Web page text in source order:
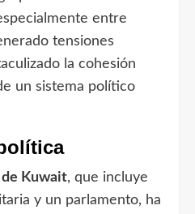
entre
tensiones
la cohesión
un sistema político
Kuwait, que incluye
y un parlamento, ha